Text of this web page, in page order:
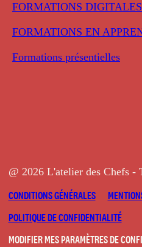
FORMATIONS DIGITALES
FORMATIONS EN
Formations présentielles
@ 2026 L'atelier des Chefs -
CONDITIONS GÉNÉRALES
POLITIQUE DE CONFIDENTIALITÉ
MODIFIER MES PARAMÈTRES DE